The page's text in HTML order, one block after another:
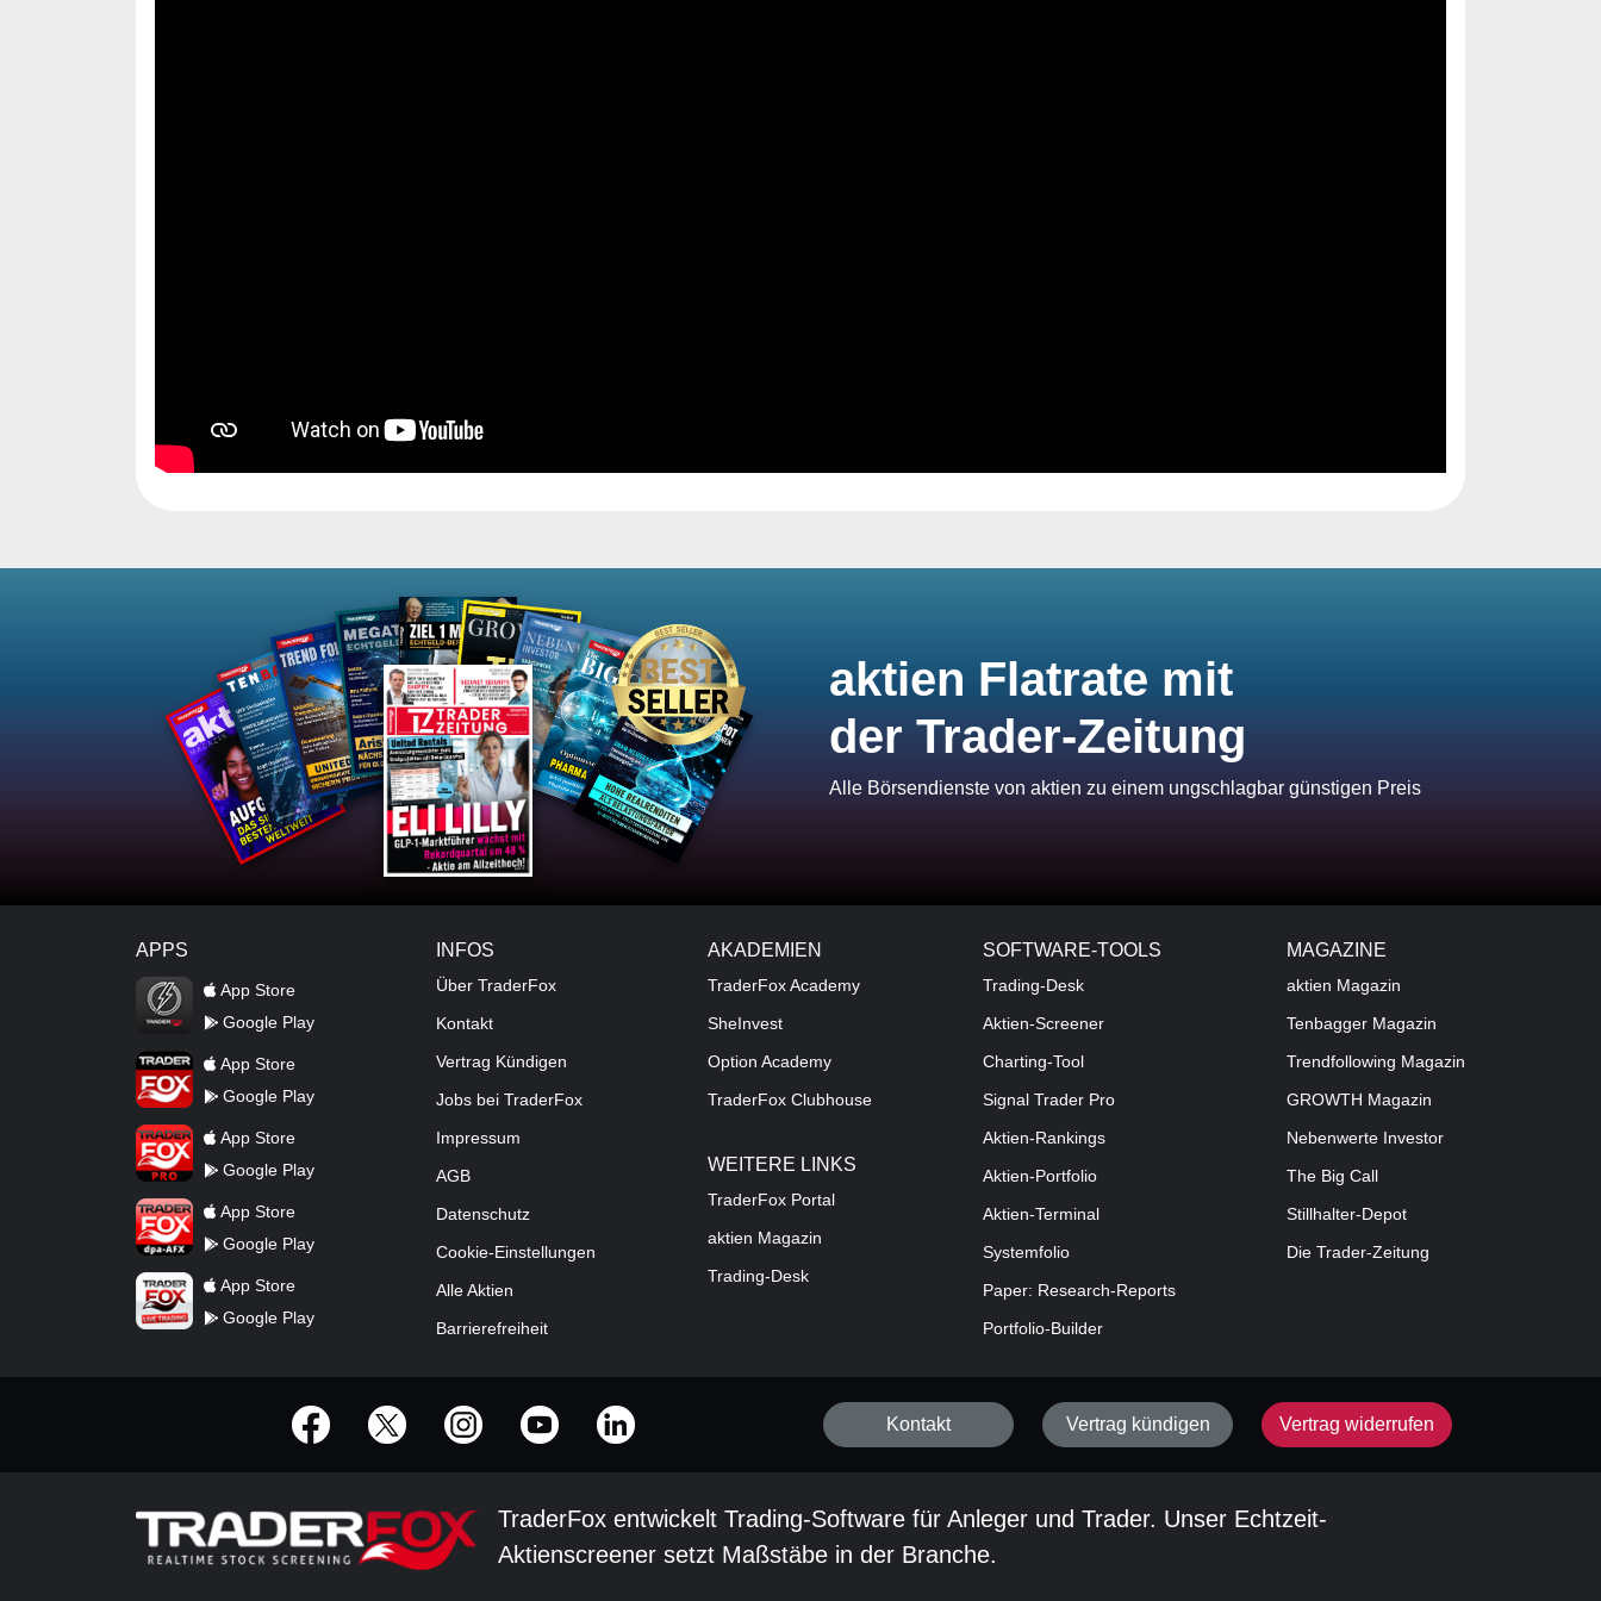
aktien Flatrate mit
der Trader-Zeitung
Alle Börsendienste von aktien zu einem ungschlagbar günstigen Preis
APPS
TraderFox Flash
App Store
Google Play
TraderFox AppApp Store
Google Play
TraderFox ProApp Store
Google Play
TraderFox dpa-AFX ProFeed
App Store
Google Play
TraderFox Live Trading
App Store
Google Play
INFOS
Über TraderFox
Kontakt
Vertrag Kündigen
Jobs bei TraderFox
Impressum
AGB
Datenschutz
Cookie-Einstellungen
Alle Aktien
Barrierefreiheit
AKADEMIEN
TraderFox Academy
SheInvest
Option Academy
TraderFox Clubhouse
WEITERE LINKS
TraderFox Portal
aktien Magazin
Trading-Desk
SOFTWARE-TOOLS
Trading-Desk
Aktien-Screener
Charting-Tool
Signal Trader Pro
Aktien-Rankings
Aktien-Portfolio
Aktien-Terminal
Systemfolio
Paper: Research-Reports
Portfolio-Builder
MAGAZINE
aktien Magazin
Tenbagger Magazin
Trendfollowing Magazin
GROWTH Magazin
Nebenwerte Investor
The Big Call
Stillhalter-Depot
Die Trader-Zeitung
offizielle Social Media-Accounts
Kontakt Vertrag kündigen Vertrag widerrufen
TraderFox entwickelt Trading-Software für Anleger und Trader. Unser Echtzeit-
Aktienscreener setzt Maßstäbe in der Branche.